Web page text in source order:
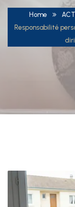
Home
Responsabilité